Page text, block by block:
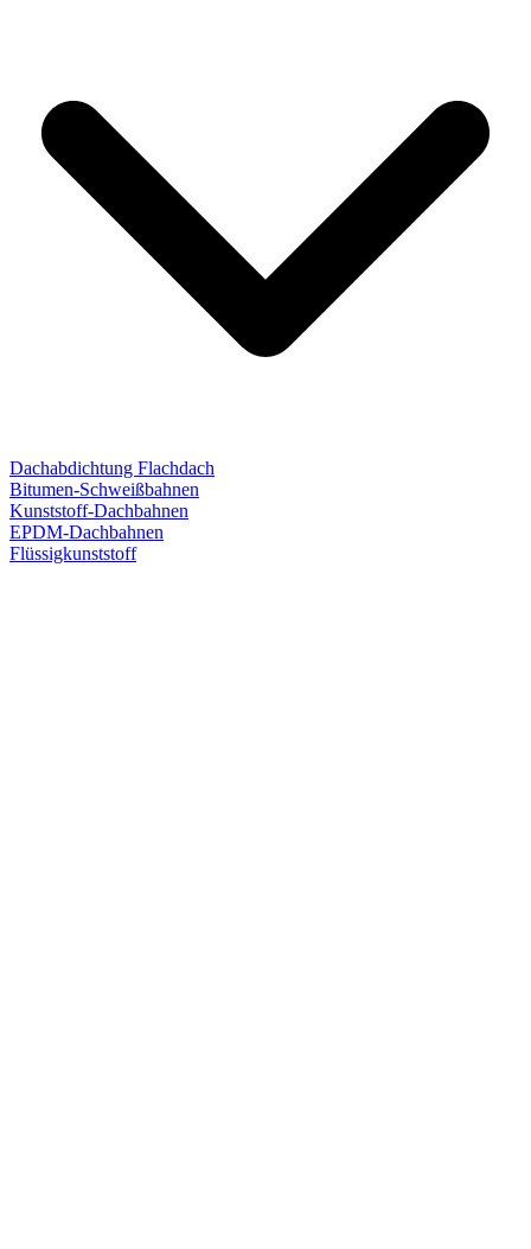
Dachabdichtung Flachdach
Bitumen-Schweißbahnen
Kunststoff-Dachbahnen
EPDM-Dachbahnen
Flüssigkunststoff